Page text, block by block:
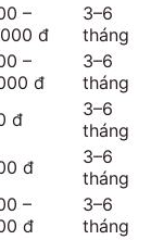
–
đ
3–6
tháng
–
đ
3–6
tháng
đ
3–6
tháng
đ
3–6
tháng
–
đ
3–6
tháng